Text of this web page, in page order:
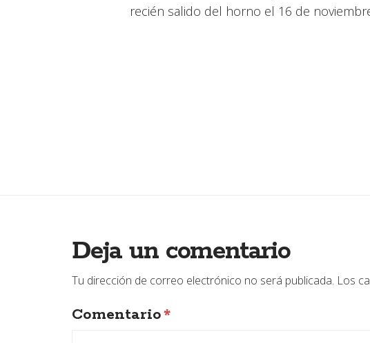
recién salido del horno el 16 de
Deja un comentario
Tu dirección de correo electrónico no será publicada. Los
Comentario*